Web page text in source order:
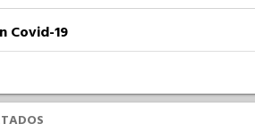
Covid-19